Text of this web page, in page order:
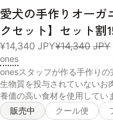
もの）, 本葛粉（無添加）,
戸海洋深層水（硬度0の超軟
薬肉を使用し、保存料も無
ただき、解凍後は密封容器に
きってください。 保存方法
を与えるとお腹がびっくりし
いただくのをおすすめして
ドッグフードに少量を混ぜて
半々を目指して加減していき
をある程度ご準備ください。
愛犬の手作りオーガ
クセット】セット割
¥14,340 JPY¥14,340 JPY
ones
onesスタッフが作る手作り
生物質を投与されていないお
養価の高い食材を使用してい
るだけ排除したい、化学的な
ていないので安心して与える
販売中 クール便